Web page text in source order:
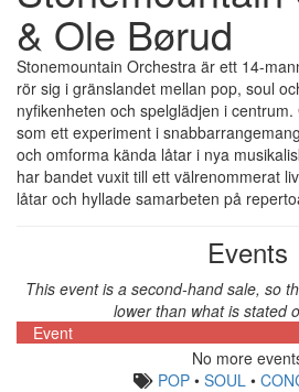
& Ole Børud
Stonemountain Orchestra är ett 14-
rör sig i gränslandet mellan pop, soul
nyfikenheten och spelglädjen i
som ett experiment i
och omforma kända låtar i nya
har bandet vuxit till ett välrenommerat
låtar och hyllade samarbeten på
Events
This event is a second-hand sale, so
lower than what is stated
Event
No more
POP • SOUL •